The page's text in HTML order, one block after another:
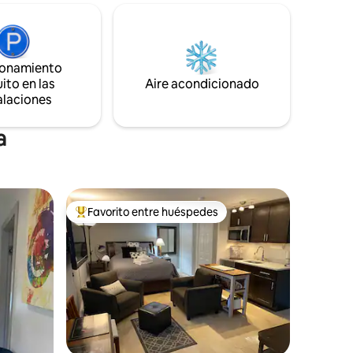
El
a 7:00 a.
19 minutos de Southampton Village. ✔
Solo adultos – No se permiten mascotas
en las
Aire acondicionado
De los mejores en Favorito entre huéspedes
Favorito entre huéspedes